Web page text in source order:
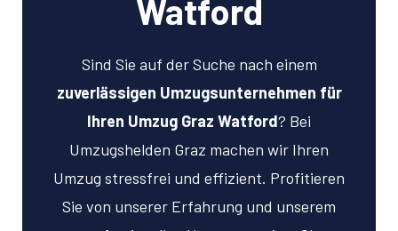
Watford
Sind Sie auf der Suche nach einem
zuverlässigen Umzugsunternehmen für
Ihren Umzug Graz Watford? Bei
Umzugshelden Graz machen wir Ihren
Umzug stressfrei und effizient. Profitieren
Sie von unserer Erfahrung und unserem